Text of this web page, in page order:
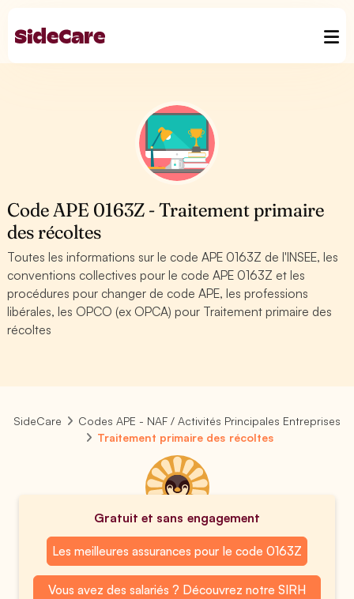
Code APE 0163Z - Traitement primaire
des récoltes
Toutes les informations sur le code APE 0163Z de l'INSEE, les
conventions collectives pour le code APE 0163Z et les
procédures pour changer de code APE, les professions
libérales, les OPCO (ex OPCA) pour Traitement primaire des
récoltes
SideCare
Codes APE - NAF / Activités Principales Entreprises
Traitement primaire des récoltes
Gratuit et sans engagement
Les meilleures assurances pour le code 0163Z
Vous avez des salariés ? Découvrez notre SIRH